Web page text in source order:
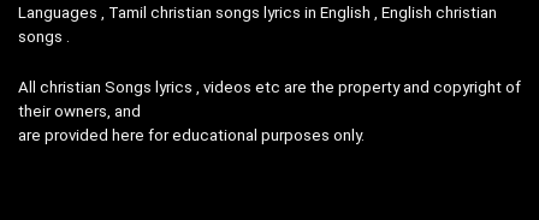
Languages , Tamil christian songs lyrics in English , English christian
songs .
All christian Songs lyrics , videos etc are the property and copyright of
their owners, and
are provided here for educational purposes only.